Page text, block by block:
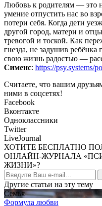
Любовь к родителям — это
умение отпустить нас во
потери себя. Когда дети
другой город, матери и
тревогой и тоской. Как
гнезда, не задушив ребёнка
свою жизнь радостью —
Сименс: https://psy.systems/
Считаете, что вашим
ними в соцсетях!
Facebook
Вконтакте
Одноклассники
Twitter
LiveJournal
ХОТИТЕ БЕСПЛАТНО
ОНЛАЙН-ЖУРНАЛА
ЖИЗНИ»?
Другие статьи на эту тему
Семья
Формула любви